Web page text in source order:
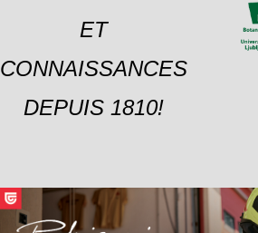
ET
CONNAISSANCES
DEPUIS 1810!